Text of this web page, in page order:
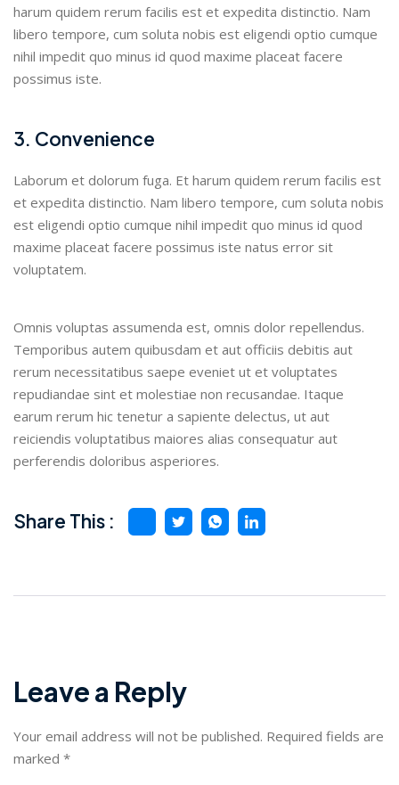
harum quidem rerum facilis est et expedita distinctio. Nam
libero tempore, cum soluta nobis est eligendi optio cumque
nihil impedit quo minus id quod maxime placeat facere
possimus iste.
3. Convenience
Laborum et dolorum fuga. Et harum quidem rerum facilis est
et expedita distinctio. Nam libero tempore, cum soluta nobis
est eligendi optio cumque nihil impedit quo minus id quod
maxime placeat facere possimus iste natus error sit
voluptatem.
Omnis voluptas assumenda est, omnis dolor repellendus.
Temporibus autem quibusdam et aut officiis debitis aut
rerum necessitatibus saepe eveniet ut et voluptates
repudiandae sint et molestiae non recusandae. Itaque
earum rerum hic tenetur a sapiente delectus, ut aut
reiciendis voluptatibus maiores alias consequatur aut
perferendis doloribus asperiores.
Share This :
Leave a Reply
Your email address will not be published. Required fields are
marked *